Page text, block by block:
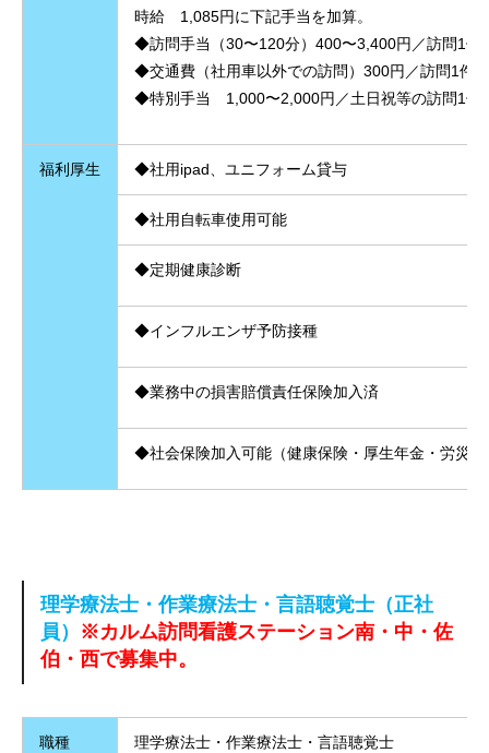
時給 1,085円に下記手当を加算。
◆訪問手当（30〜120分）400〜3,400円／訪問1件
◆交通費（社用車以外での訪問）300円／訪問1件
◆特別手当 1,000〜2,000円／土日祝等の訪問1件
福利厚生 ◆社用ipad、ユニフォーム貸与
◆社用自転車使用可能
◆定期健康診断
◆インフルエンザ予防接種
◆業務中の損害賠償責任保険加入済
◆社会保険加入可能（健康保険・厚生年金・労災
理学療法士・作業療法士・言語聴覚士（正社
員） ※カルム訪問看護ステーション南・中・佐
伯・西で募集中。
職種 理学療法士・作業療法士・言語聴覚士